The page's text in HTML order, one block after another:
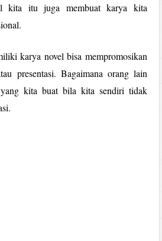
kita itu juga membuat karya kita
karya novel bisa mempromosikan
presentasi. Bagaimana orang lain
kita buat bila kita sendiri tidak